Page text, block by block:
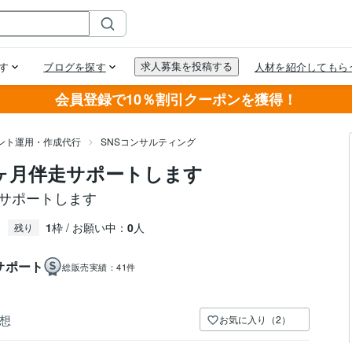
会員登録で10％割引クーポンを獲得！
ト運用・作成代行 SNSコンサルティング
伴走サポートします
ポートします
残り 1枠 / お願い中： 0人
ート 総販売実績： 41件
お気に入り（2）